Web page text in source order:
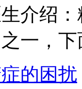
介绍
一，
的困扰